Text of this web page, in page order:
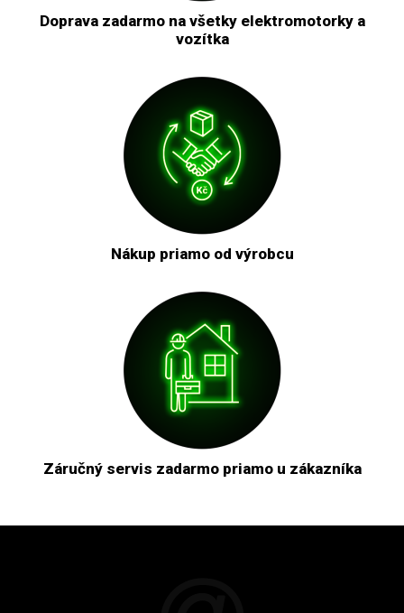
Doprava zadarmo na všetky elektromotorky a
vozítka
Nákup priamo od výrobcu
Záručný servis zadarmo priamo u zákazníka